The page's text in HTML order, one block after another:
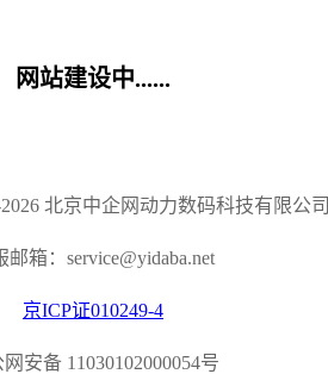
网站建设中......
北京中企网动力数码科技有限公司
邮箱：service@yidaba.net
京ICP证010249-4
安备 11030102000054号